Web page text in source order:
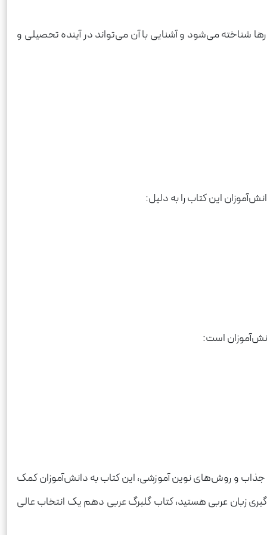
شناخته می‌شود و آشنایی با آن می‌تواند در آینده تحصیلی و
این کتاب را به دلیل:
است:
جذاب و روش‌های نوین آموزشی، این کتاب به دانش‌آموزان کمک
زبان عربی هستید، کتاب گلبرگ عربی دهم یک انتخاب عالی